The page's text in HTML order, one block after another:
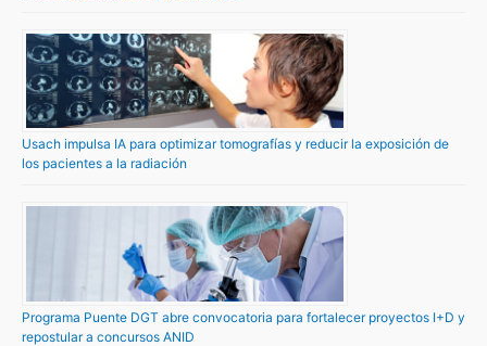
Usach impulsa IA para optimizar tomografías y reducir la exposición de
los pacientes a la radiación
Programa Puente DGT abre convocatoria para fortalecer proyectos I+D y
repostular a concursos ANID